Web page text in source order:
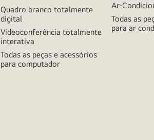
Quadro branco totalmente
digital
Videoconferência totalmente
interativa
Todas as peças e acessórios
para computador
Ar-
Todas as
para ar